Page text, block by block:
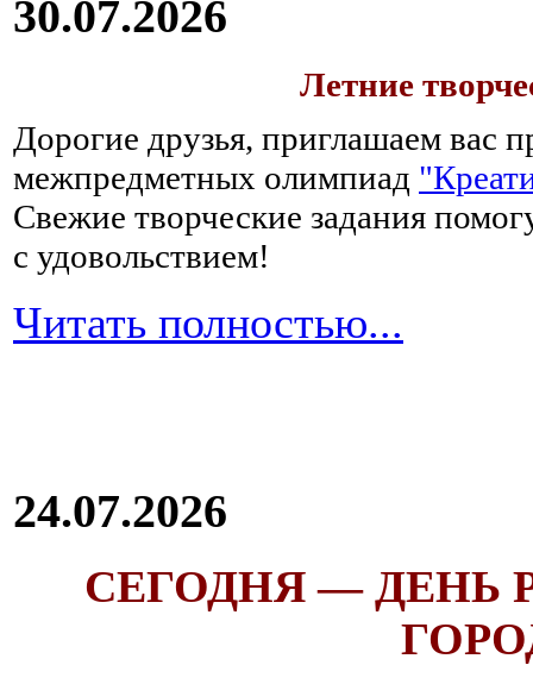
30.07.2026
Летние
Дорогие друзья, приглашаем вас
межпредметных олимпиад
Свежие творческие задания
с удовольствием!
Читать полностью...
24.07.2026
СЕГОДНЯ — ДЕНЬ